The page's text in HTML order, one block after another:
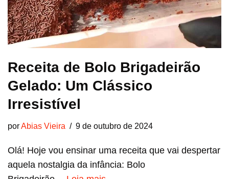
Receita de Bolo Brigadeirão
Gelado: Um Clássico
Irresistível
porAbias Vieira 9 de outubro de 2024
Olá! Hoje vou ensinar uma receita que vai despertar
aquela nostalgia da infância: Bolo